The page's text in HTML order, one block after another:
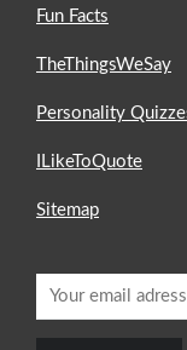
Fun Facts
TheThingsWeSay
Personality
ILikeToQuote
Sitemap